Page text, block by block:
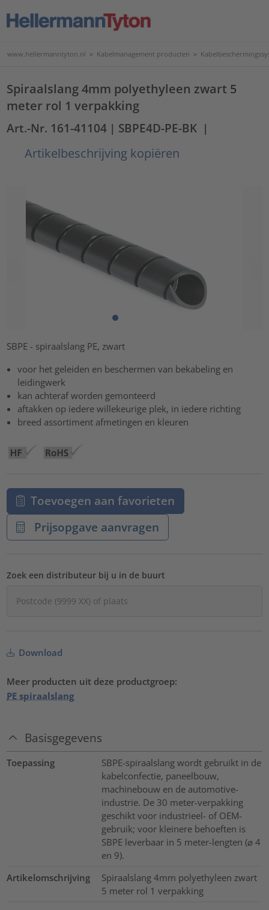
www.hellermanntyton.nl > Kabelmanagement producten >
Spiraalslang 4mm polyethyleen zwart 5
meter rol 1 verpakking
Art.-Nr. 161-41104 | SBPE4D-PE-BK |
Artikelbeschrijving kopiëren
SBPE - spiraalslang PE, zwart
voor het geleiden en beschermen van bekabeling en
leidingwerk
kan achteraf worden gemonteerd
aftakken op iedere willekeurige plek, in iedere richting
breed assortiment afmetingen en kleuren
Toevoegen aan favorieten
Prijsopgave aanvragen
Zoek een distributeur bij u in de buurt
Download
Meer producten uit deze productgroep:
PE spiraalslang
Basisgegevens
Toepassing
SBPE-spiraalslang wordt gebruikt in de
kabelconfectie, paneelbouw,
machinebouw en de automotive-
industrie. De 30 meter-verpakking
geschikt voor industrieel- of OEM-
gebruik; voor kleinere behoeften is
SBPE leverbaar in 5 meter-lengten (⌀ 4
en 9).
Artikelomschrijving
Spiraalslang 4mm polyethyleen zwart
5 meter rol 1 verpakking